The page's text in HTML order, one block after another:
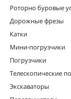
Роторно буровые
Дорожные фрезы
Катки
Мини-погрузчики
Погрузчики
Телескопические
Экскаваторы